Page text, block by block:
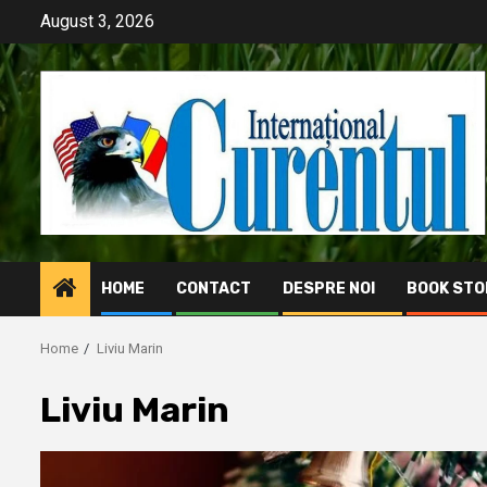
content
August 3, 2026
HOME CONTACT DESPRE NOI BOOK
Home Liviu Marin
Liviu Marin